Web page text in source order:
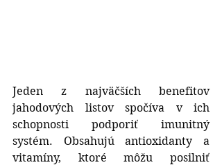
Jeden z najväčších benefitov
jahodových listov spočíva v ich
schopnosti podporiť imunitný
systém. Obsahujú antioxidanty a
vitamíny, ktoré môžu posilniť